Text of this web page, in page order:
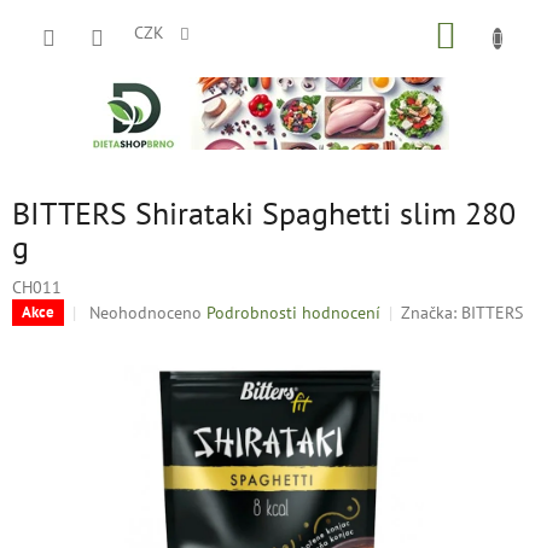
CZK
BITTERS Shirataki Spaghetti slim 280
g
CH011
Akce
Průměrné
hvězdiček.
Neohodnoceno Podrobnosti hodnocení Značka: BITTERS